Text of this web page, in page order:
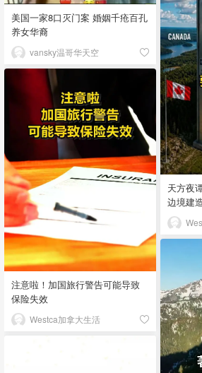
美国一家8口灭门案 婚姻千疮百孔
养女华裔
vansky温哥华天空
天方夜
边境建
注意啦！加国旅行警告可能导致
保险失效
Westca加拿大生活